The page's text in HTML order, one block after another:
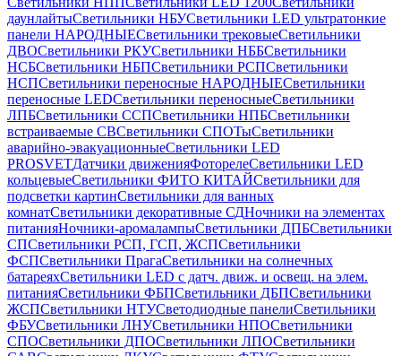
даунлайтыСветильники НБУСветильники LED ультратонкие
панели НАРОДНЫЕСветильники трековыеСветильники
ДВОСветильники РКУСветильники НББСветильники
НСБСветильники НБПСветильники РСПСветильники
НСПСветильники переносные НАРОДНЫЕСветильники
переносные LEDСветильники переносныеСветильники
ЛПБСветильники ССПСветильники НПБСветильники
встраиваемые СВСветильники СПОТыСветильники
аварийно-эвакуационныеСветильники LED
PROSVETДатчики движенияФоторелеСветильники LED
кольцевыеСветильники ФИТО КИТАЙСветильники для
подсветки картинСветильники для ванных
комнатСветильники декоративные СДНочники на элементах
питанияНочники-аромалампыСветильники ДПБСветильники
СПСветильники РСП, ГСП, ЖСПСветильники
ФСПСветильники ПрагаСветильники на солнечных
батареяхСветильники LED с датч. движ. и освещ. на элем.
питанияСветильники ФБПСветильники ДБПСветильники
ЖСПСветильники НТУСветодиодные панелиСветильники
ФБУСветильники ЛНУСветильники НПОСветильники
СПОСветильники ДПОСветильники ЛПОСветильники